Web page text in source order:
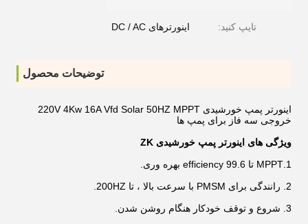
تایپ کنید: اینورترهای DC / AC
توضیحات محصول
اینورتر پمپ خورشیدی 220V 4Kw 16A Vfd Solar 50HZ MPPT
خروجی سه فاز برای پمپ ها
ویژگی های اینورتر پمپ خورشیدی ZK
1.MPPT تا 99.6 efficiency بهره وری.
2. رانندگی برای PMSM با سرعت بالا ، تا 200HZ.
3. شروع و توقف خودکار هنگام روشن شدن.